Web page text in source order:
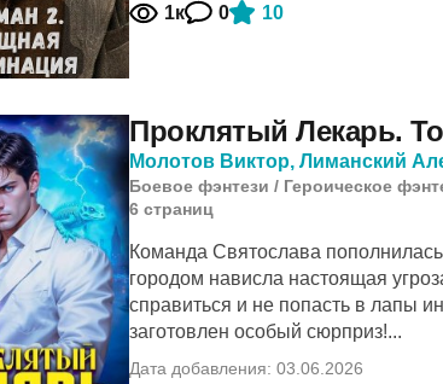
1к 0 10
Проклятый Лекарь.
Молотов Виктор, Лиманский
Боевое фэнтези / Героическое
6 cтраниц
Команда Святослава
городом нависла настоящая
справиться и не попасть в лапы
заготовлен особый сюрприз!...
Дата добавления: 03.06.2026